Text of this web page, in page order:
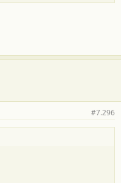
#7.296